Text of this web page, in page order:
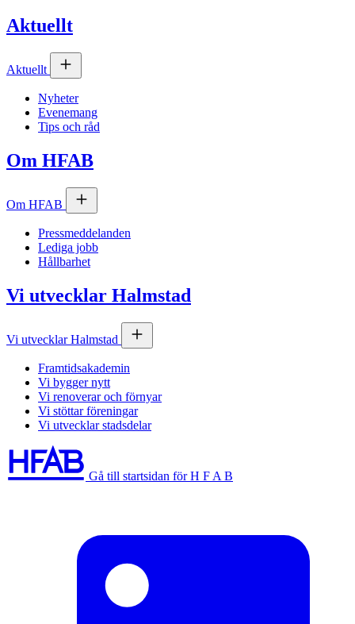
Aktuellt
Aktuellt
Nyheter
Evenemang
Tips och råd
Om HFAB
Om HFAB
Pressmeddelanden
Lediga jobb
Hållbarhet
Vi utvecklar Halmstad
Vi utvecklar Halmstad
Framtidsakademin
Vi bygger nytt
Vi renoverar och förnyar
Vi stöttar föreningar
Vi utvecklar stadsdelar
Gå till startsidan för H F A B